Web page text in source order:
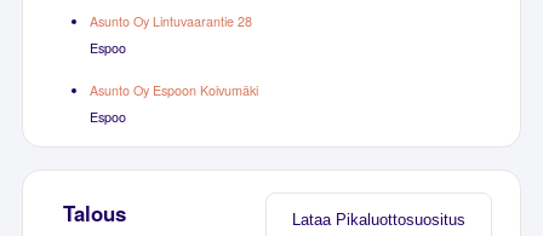
Asunto Oy Lintuvaarantie 28
Espoo
Asunto Oy Espoon Koivumäki
Espoo
Lataa Pikaluottosuositus
Talous